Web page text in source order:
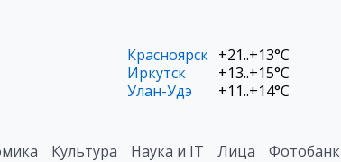
Красноярск +21..+13°C
Иркутск
+13..+15°C
Улан-Удэ
+11..+14°C
Культура Наука и IT Лица Фотобанк